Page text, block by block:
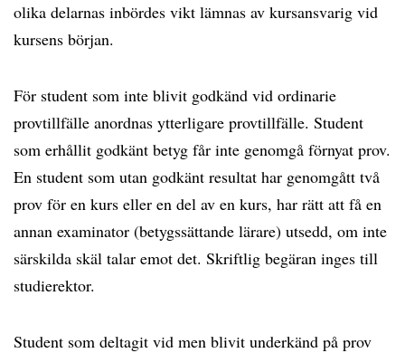
olika delarnas inbördes vikt lämnas av kursansvarig vid
kursens början.
För student som inte blivit godkänd vid ordinarie
provtillfälle anordnas ytterligare provtillfälle. Student
som erhållit godkänt betyg får inte genomgå förnyat prov.
En student som utan godkänt resultat har genomgått två
prov för en kurs eller en del av en kurs, har rätt att få en
annan examinator (betygssättande lärare) utsedd, om inte
särskilda skäl talar emot det. Skriftlig begäran inges till
studierektor.
Student som deltagit vid men blivit underkänd på prov